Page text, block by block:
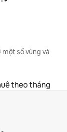
số vùng và
theo tháng